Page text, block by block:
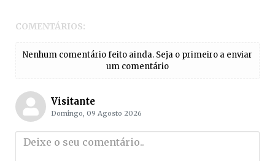
COMENTÁRIOS:
Nenhum comentário feito ainda. Seja o primeiro a enviar
um comentário
Visitante
Domingo, 09 Agosto 2026